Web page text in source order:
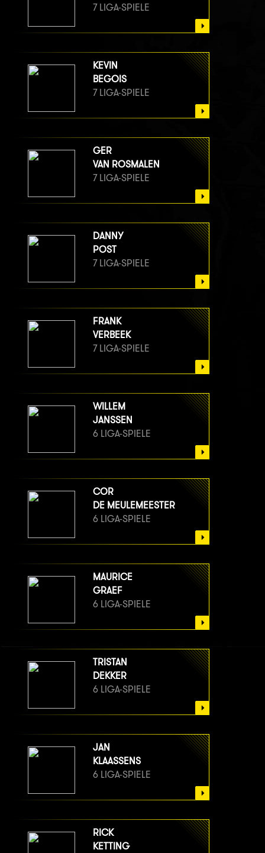
7 LIGA-SPIELE
KEVIN
BEGOIS
7 LIGA-SPIELE
GER
VAN ROSMALEN
7 LIGA-SPIELE
DANNY
POST
7 LIGA-SPIELE
FRANK
VERBEEK
7 LIGA-SPIELE
WILLEM
JANSSEN
6 LIGA-SPIELE
COR
DE MEULEMEESTER
6 LIGA-SPIELE
MAURICE
GRAEF
6 LIGA-SPIELE
TRISTAN
DEKKER
6 LIGA-SPIELE
JAN
KLAASSENS
6 LIGA-SPIELE
RICK
KETTING